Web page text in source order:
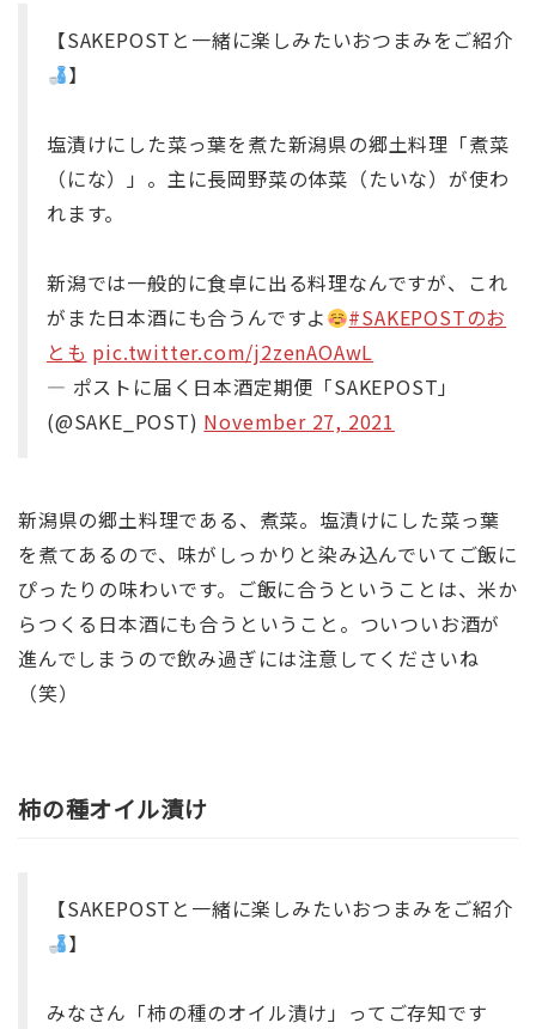
【SAKEPOSTと一緒に楽しみたいおつまみをご紹介
】
塩漬けにした菜っ葉を煮た新潟県の郷土料理「煮菜
（にな）」。主に長岡野菜の体菜（たいな）が使わ
れます。
新潟では一般的に食卓に出る料理なんですが、これ
がまた日本酒にも合うんですよ
#SAKEPOSTのお
とも pic.twitter.com/j2zenAOAwL
— ポストに届く日本酒定期便「SAKEPOST」
(@SAKE_POST) November 27, 2021
新潟県の郷土料理である、煮菜。塩漬けにした菜っ葉
を煮てあるので、味がしっかりと染み込んでいてご飯に
ぴったりの味わいです。ご飯に合うということは、米か
らつくる日本酒にも合うということ。ついついお酒が
進んでしまうので飲み過ぎには注意してくださいね
（笑）
柿の種オイル漬け
【SAKEPOSTと一緒に楽しみたいおつまみをご紹介
】
みなさん「柿の種のオイル漬け」ってご存知です